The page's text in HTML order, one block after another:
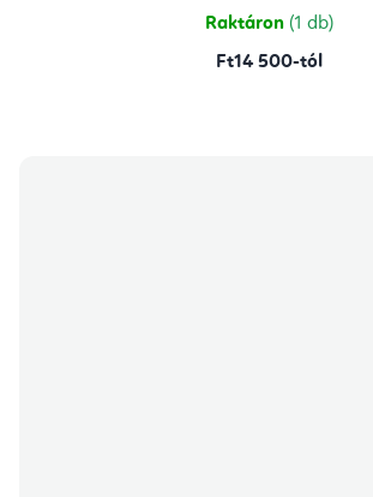
csillag.
Raktáron (1 db)
Ft14 500-tól